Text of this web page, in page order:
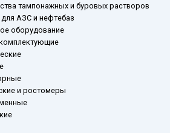
тампонажных и буровых растворов
АЗС и нефтебаз
оборудование
и ростомеры